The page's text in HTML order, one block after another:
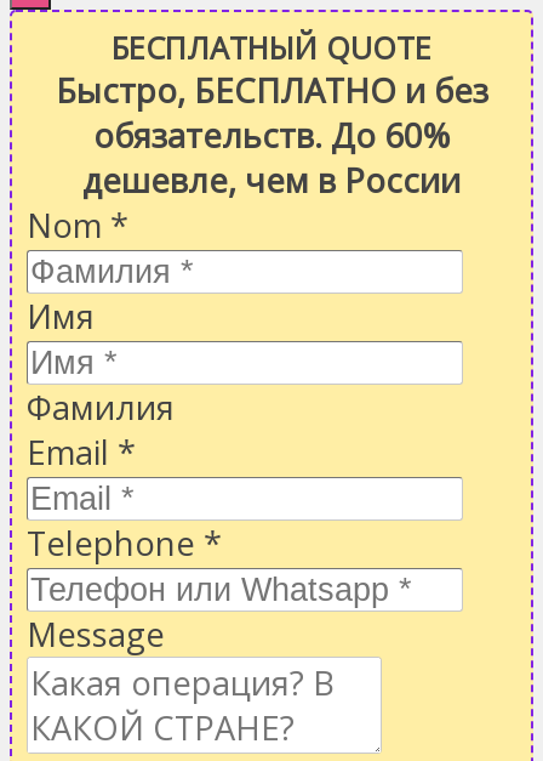
БЕСПЛАТНЫЙ QUOTE
Быстро, БЕСПЛАТНО и без
обязательств. До 60%
дешевле, чем в России
Nom *
Имя
Фамилия
Email *
Telephone *
Message